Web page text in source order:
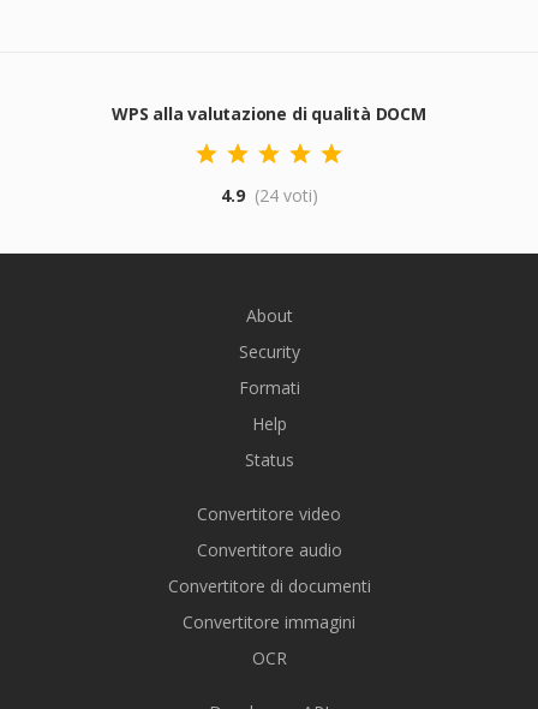
WPS alla valutazione di qualità DOCM
4.9 (24 voti)
About
Security
Formati
Help
Status
Convertitore video
Convertitore audio
Convertitore di documenti
Convertitore immagini
OCR